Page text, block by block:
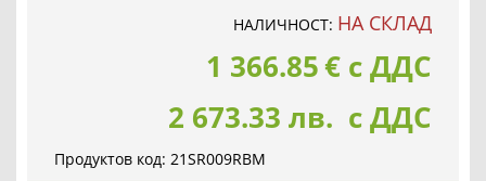
НАЛИЧНОСТ: НА СКЛАД
1 366.85€ с ДДС
2 673.33 лв. с ДДС
Продуктов код: 21SR009RBM